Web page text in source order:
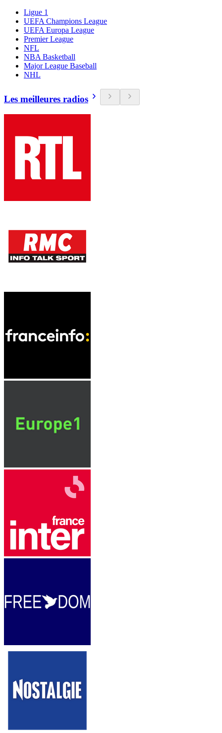
Ligue 1
UEFA Champions League
UEFA Europa League
Premier League
NFL
NBA Basketball
Major League Baseball
NHL
Les meilleures radios